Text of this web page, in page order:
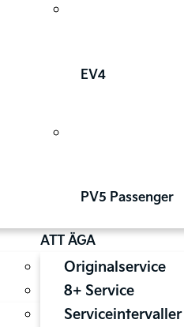
EV4
PV5 Passenger
ATT ÄGA
Originalservice
8+ Service
Serviceintervaller